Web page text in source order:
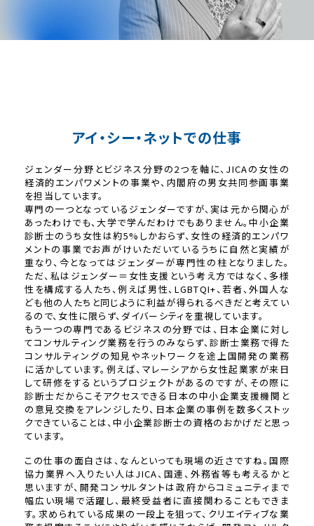
アイ・シー・ネットでの仕事
ジェンダー分野とビジネス分野の2つを軸に、JICAの女性の
経済的エンパワメントの事業や、内閣府の男女共同参画事業
を担当しています。
専門の一つとなっているジェンダーですが、実は元から関心が
あったわけでも、大学で学んだわけでもありません。中小企業
診断士のうち女性は約5%しかおらず、女性の経済的エンパワ
メントの事業でお声がけいただいているうちに自然と実績が
重なり、今となってはジェンダーが専門性の柱となりました。
ただ、私はジェンダー＝女性支援という考え方ではなく、多様
性を構成する人たち、例えば男性、LGBTQI+、若者、外国人な
ども他の人たちと同じように利益が得られるべきだと考えてい
るので、女性に限らず、ダイバーシティを重視しています。
もう一つの専門であるビジネスの分野では、日本企業に対し
てコンサルティング業務を行うのみならず、診断士業務で得た
コンサルティングの知見やネットワークを途上国開発の業務
に活かしています。例えば、マレーシアから女性起業家が来日
して研修をするというプロジェクトがあるのですが、その際に
診断士だからこそアクセスできる日本の中小企業支援機関と
の意見交換をアレンジしたり、日本企業の事例を数多くストッ
クできていることは、中小企業診断士の資格のおかげだと思っ
ています。
この仕事の面白さは、なんといっても現場の近さですね。国際
協力業界へ入りたい人はJICA、国連、外務省等も考えるかと
思いますが、開発コンサルタントは政府からコミュニティまで
幅広い現場で活躍し、最終受益者に直接関わることもできま
す。求められている成果の一段上を狙って、クリエイティブな業